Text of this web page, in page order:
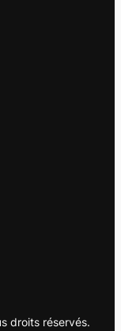
droits réservés.